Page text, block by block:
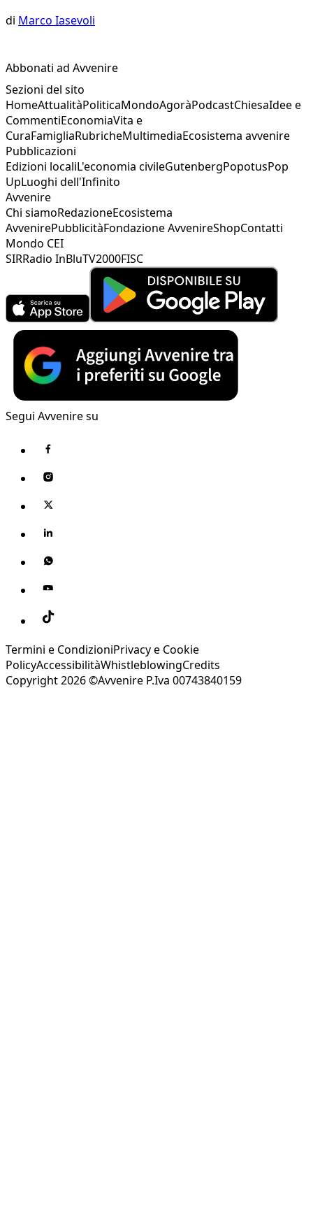
di Marco Iasevoli
Abbonati ad Avvenire
Sezioni del sito
HomeAttualitàPoliticaMondoAgoràPodcastChiesaIdee e
CommentiEconomiaVita e
CuraFamigliaRubricheMultimediaEcosistema avvenire
Pubblicazioni
Edizioni localiL'economia civileGutenbergPopotusPop
UpLuoghi dell'Infinito
Avvenire
Chi siamoRedazioneEcosistema
AvvenirePubblicitàFondazione AvvenireShopContatti
Mondo CEI
SIRRadio InBluTV2000FISC
Segui Avvenire su
Termini e CondizioniPrivacy e Cookie
PolicyAccessibilitàWhistleblowingCredits
Copyright 2026 ©Avvenire P.Iva 00743840159